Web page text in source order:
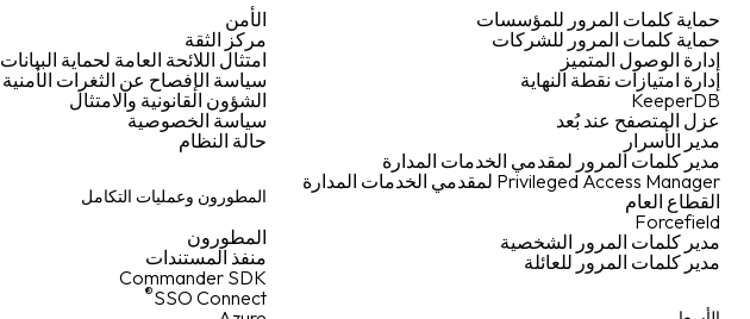
حماية كلمات المرور للمؤسسات
حماية كلمات المرور للشركات
إدارة الوصول المتميز
إدارة امتيازات نقطة النهاية
KeeperDB
عزل المتصفح عند بُعد
مدير الأسرار
مدير كلمات المرور لمقدمي الخدمات المدارة
Privileged Access Manager لمقدمي الخدمات المدارة
القطاع العام
Forcefield
مدير كلمات المرور الشخصية
مدير كلمات المرور للعائلة
الأمن
مركز الثقة
امتثال اللائحة العامة لحماية البيانات
سياسة الإفصاح عن الثغرات الأمنية
الشؤون القانونية والامتثال
سياسة الخصوصية
حالة النظام
المطورون وعمليات التكامل
المطورون
منفذ المستندات
Commander SDK
SSO Connect
®